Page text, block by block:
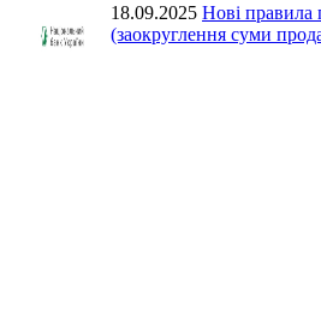
18.09.2025 Нові правила
(заокруглення суми